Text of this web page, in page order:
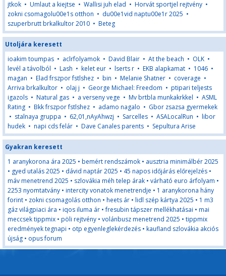
jtkok • Umlaut a kiejtse • Wallisi juh elad • Horvát sportjel rejtvény •
zokni csomagolu00e1s otthon • du00e1vid naptu00e1r 2025 •
szuperbrutt brkalkultor 2010 • Beteg
Utoljára keresett
ioakim toumpas • aclrfolyamok • David Blair • At the beach • OLK •
levél a távolból • Lash • kelet eur • lserts r • EKB alapkamat • 1046 •
magan • Elad frszpor fstlshez • bin • Melanie Shatner • coverage •
Arriva brkalkultor • olaj j • George Michael: Freedom • ptipari teljests
igazols • Natural gas • a verseny vege • Mv brtbla munkakrkkel • ASML
Rating • Bkk frszpor fstlshez • adamo nagalo • Gbor zsazsa gyermekek
• stalnaya gruppa • 62,01,nAyAhwzj • Sarcelles • ASALocalRun • libor
hudek • napi cds felár • Dave Canales parents • Sepultura Arise
Gyakran keresett
1 aranykorona ára 2025 • bemért rendszámok • ausztria minimálbér 2025
• gyed utalás 2025 • dávid naptár 2025 • 45 napos időjárás előrejelzés •
máv menetrend 2025 • szlovákia méh telep árak • várható euro árfolyam •
2253 nyomtatvány • intercity vonatok menetrendje • 1 aranykorona hány
forint • zokni csomagolás otthon • heets ár • lidl szép kártya 2025 • 1 m3
gáz világpiaci ára • iqos iluma ár •fresubin tápszer mellékhatásai • mai
meccsek tippmix • pöli rejtvény • volánbusz menetrend 2025 • tippmix
eredmények tegnapi • otp egyenleglekérdezés • kaufland szlovákia akciós
újság • opus forum